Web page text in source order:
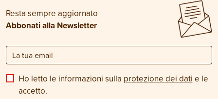
Resta sempre aggiornato
Abbonati alla Newsletter
Ho letto le informazioni sulla protezione dei dati e le
accetto.